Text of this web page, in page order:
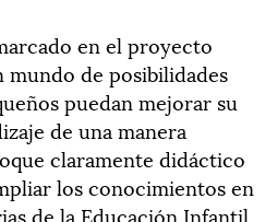
en el proyecto
de posibilidades
puedan mejorar su
de una manera
claramente didáctico
los conocimientos en
de la Educación Infantil